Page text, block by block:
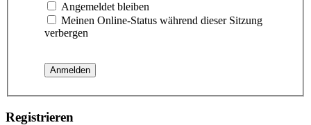
Angemeldet bleiben
Meinen Online-Status während dieser Sitzung
verbergen
Registrieren